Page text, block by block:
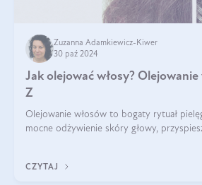
Zuzanna Adamkiewicz-Kiwer
30 paź 2024
Jak olejować włosy? Olejowanie
Z
Olejowanie włosów to bogaty rytuał
mocne odżywienie skóry głowy,
CZYTAJ